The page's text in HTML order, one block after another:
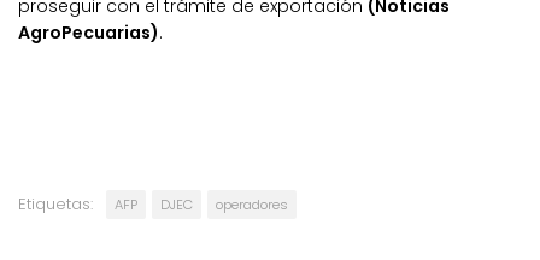
proseguir con el trámite de exportación (Noticias
AgroPecuarias).
Etiquetas: AFP DJEC operadores